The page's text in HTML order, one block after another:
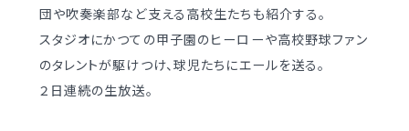
部活動情報
制服（中学）
進路・部活動など
進路概況
部活動情報
団や吹奏楽部など支える高校生たちも紹介する。
スタジオにかつての甲子園のヒーローや高校野球ファン
のタレントが駆けつけ、球児たちにエールを送る。
２日連続の生放送。